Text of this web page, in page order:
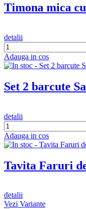
Timona mica
detalii
Adauga in cos
Set 2 barcute
detalii
Adauga in cos
Tavita Faruri
detalii
Vezi Variante